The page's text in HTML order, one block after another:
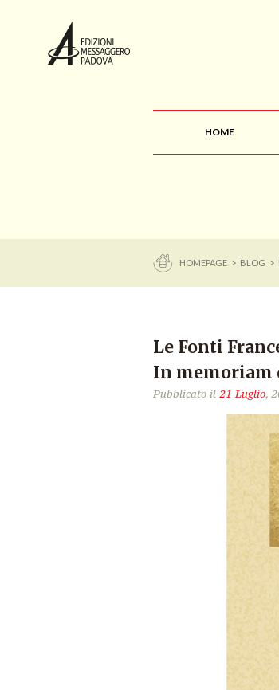
HOME
HOMEPAGE > BLOG >
Le Fonti
In memoriam
Pubblicato il 21 Luglio,